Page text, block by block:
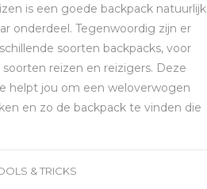
is een goede backpack natuurlijk
onderdeel. Tegenwoordig zijn er
soorten backpacks, voor
reizen en reizigers. Deze
helpt jou om een weloverwogen
en zo de backpack te vinden die
& TRICKS